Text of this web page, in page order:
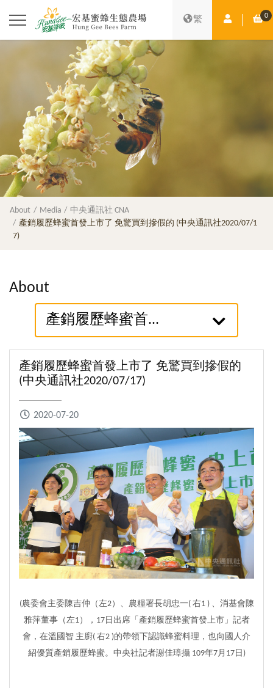
繁 Member 0
About Media
中央通訊社 CNA
產銷履歷蜂蜜首發上市了 免驚買到摻假的 (中央通訊社2020/07/1
7)
About
產銷履歷蜂蜜首...
產銷履歷蜂蜜首發上市了 免驚買到摻假的
(中央通訊社2020/07/17)
2020-07-20
(農委會主委陳吉仲（左2）、農糧署長胡忠一( 右1 ) 、消基會陳
雅萍董事（左1）
，17日出席「產銷履歷蜂蜜首發上市」記者
會，在溫國智 主廚( 右2 )的帶領下認識蜂蜜料理，也向國人介
紹優質產銷履歷蜂蜜。中央社記者謝佳璋攝 109年7月17日)